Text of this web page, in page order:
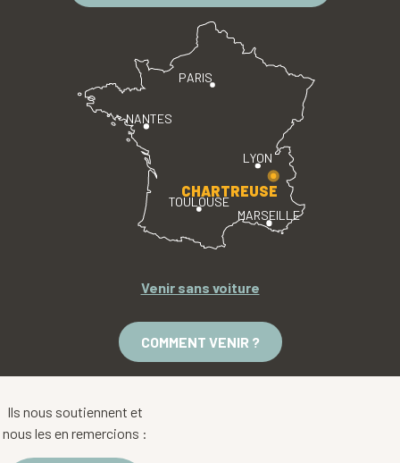
PARIS
LYON
TOULOUSE
MARSEILLE
NANTES
CHARTREUSE
Venir sans voiture
COMMENT VENIR ?
Ils nous soutiennent et
nous les en remercions :